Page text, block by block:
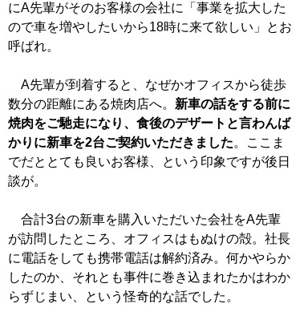
にA先輩がそのお客様の会社に「事業を拡大した
ので車を増やしたいから18時に来て欲しい」とお
呼ばれ。
A先輩が到着すると、なぜかオフィスから徒歩
数分の距離にある焼肉店へ。 新車の話をする前に
焼肉をご馳走になり、食後のデザートと言わんば
かりに新車を2台ご契約いただきました。ここま
でだととても良いお客様、という印象ですが後日
談が。
合計3台の新車を購入いただいた会社をA先輩
が訪問したところ、オフィスはもぬけの殻。社長
に電話をしても携帯電話は解約済み。何かやらか
したのか、それとも事件に巻き込まれたかはわか
らずじまい、という怪奇的な話でした。